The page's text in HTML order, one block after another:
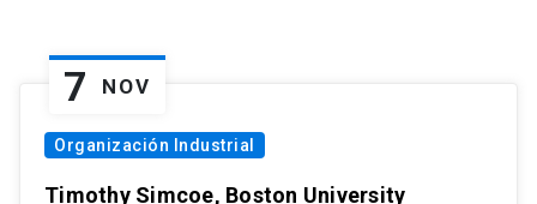
7 NOV
Organización Industrial
Timothy Simcoe, Boston University